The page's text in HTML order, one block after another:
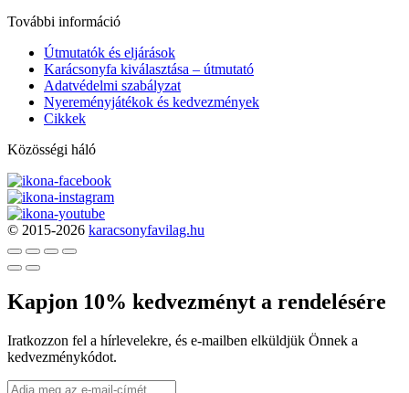
További információ
Útmutatók és eljárások
Karácsonyfa kiválasztása – útmutató
Adatvédelmi szabályzat
Nyereményjátékok és kedvezmények
Cikkek
Közösségi háló
© 2015-2026 karacsonyfavilag.hu
Kapjon 10% kedvezményt a rendelésére
Iratkozzon fel a hírlevelekre, és e-mailben elküldjük Önnek a
kedvezménykódot.